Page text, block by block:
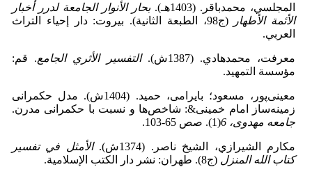
المجلسي، محمدباقر. (1403هـ).
بحار الأنوار الجامعة لدرر أخبار
الأئمة الأطهار‌
(ج98، الطبعة الثانية). بيروت: دار إحياء التراث
العربي.
معرفت، محمدهادي. (1387ش). التفسیر الأثري الجامع. قم:
مؤسسة التمهيد.
معینی‌پور، مسعود؛ بایرامی، حمید. (1404ش). مدل حکمرانی
زمینه‌ساز امام خمینی&: شاخص‌ها و نسبت با حکمرانی مدرن.
جامعه مهدوی، 6
(1). صص 65-103.
مکارم الشیرازي، الشیخ ناصر. (1374ش).
الأمثل في تفسیر
کتاب الله المنزل (ج8). طهران: نشر دار الكتب الإسلامية.